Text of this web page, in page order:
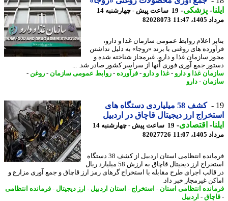
-پزشکی-
19 ساعت پیش - چهارشنبه 14
11:47
82028073
اعلام روابط عمومی سازمان غذا و دارو،
های روغنی با برند «روجا» به دلیل نداشتن
سازمان غذا و دارو، غیرمجاز شناخته شده و
جمع آوری فوری آنها از سراسر کشور صادر شد. ...
غذا و دارو - غذا و دارو - فرآورده- روابط عمومی سازمان -روغن -
-دارو
کشف 58 میلیاردی دستگاه های
ارز دیجیتال قاچاق در اردبیل
-اقتصادی-
19 ساعت پیش - چهارشنبه 14
11:07
82027726
فرمانده انتظامی استان اردبیل از کشف 38 دستگاه
استخراج ارز دیجیتال قاچاق به ارزش 58 میلیارد ریال
اجرای طرح مقابله با استخراج گرهای رمز ارز قاچاق و جمع آوری مزارع و
غیرمجاز خبر داد.
انتظامی استان-استخراج- استان اردبیل -ارز دیجیتال-فرمانده انتظامی
-اردبیل